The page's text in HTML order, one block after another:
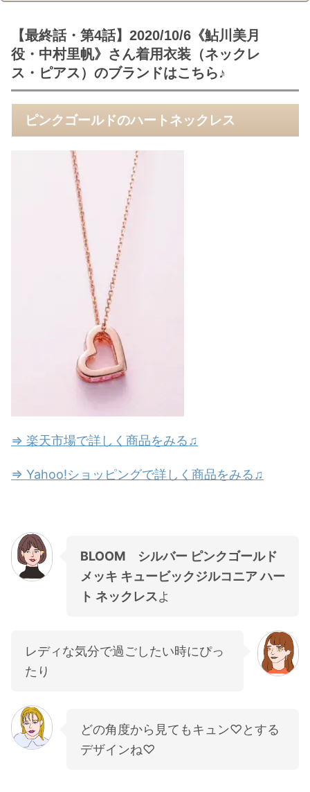
【最終話・第4話】2020/10/6《鮎川美月
役・中村里帆》さん着用衣装（ネックレ
ス・ピアス）のブランドはこちら♪
ピンクゴールドのハートネックレス
⇒ 楽天市場で詳しく商品をみる♫
⇒ Yahoo!ショッピングで詳しく商品をみる♫
BLOOM シルバー ピンクゴールド
メッキ キュービックジルコニア ハー
ト ネックレスよ
レディな気分で過ごしたい時にぴっ
たり
どの角度から見てもキュン♡とする
デザインね♡